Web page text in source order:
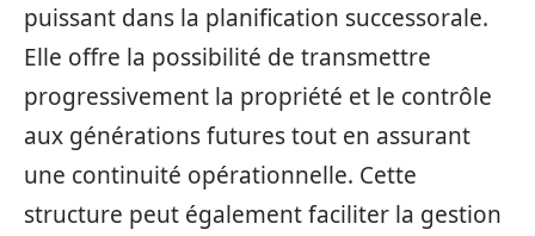
puissant dans la planification successorale.
Elle offre la possibilité de transmettre
progressivement la propriété et le contrôle
aux générations futures tout en assurant
une continuité opérationnelle. Cette
structure peut également faciliter la gestion